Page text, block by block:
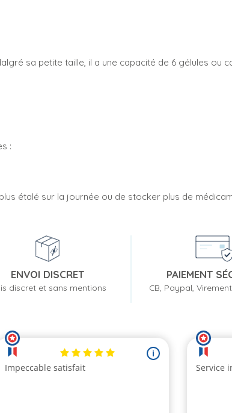
sa petite taille, il a une capacité de 6 gélules ou
:
étalé sur la journée ou de stocker plus de
ENVOI DISCRET
discret et sans mentions
PAIEMENT
CB, Paypal,